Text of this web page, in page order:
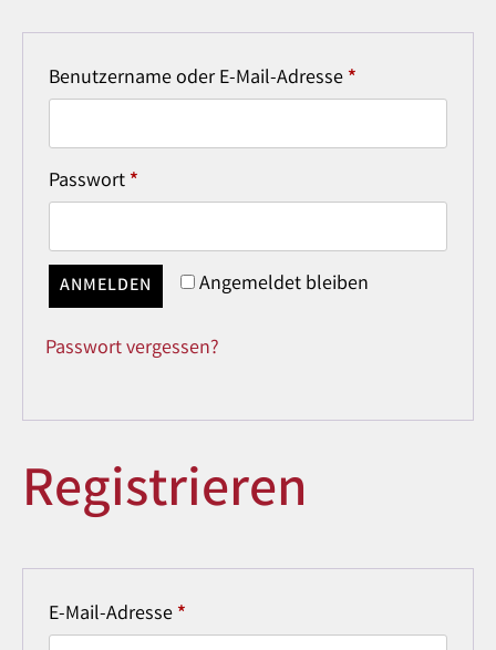
Benutzername oder E-Mail-Adresse*
Passwort*
Angemeldet bleiben
ANMELDEN
Passwort vergessen?
Registrieren
E-Mail-Adresse*